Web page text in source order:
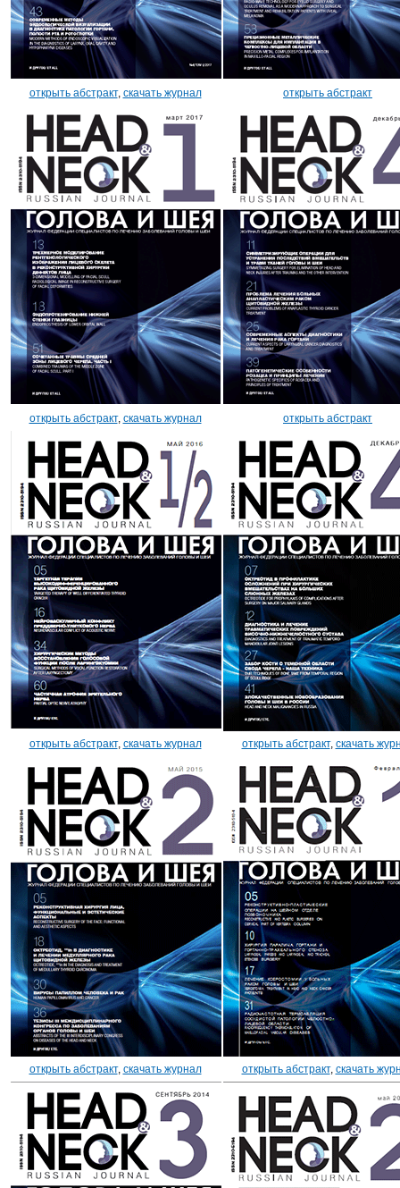
открыть абстракт, скачать журнал открыть абстракт
открыть абстракт, скачать журнал открыть абстракт
открыть абстракт, скачать журнал открыть абстракт, скачать
открыть абстракт, скачать журнал открыть абстракт, скачать